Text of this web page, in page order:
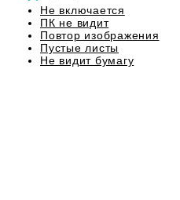
Не включается
ПК не видит
Повтор изображения
Пустые листы
Не видит бумагу